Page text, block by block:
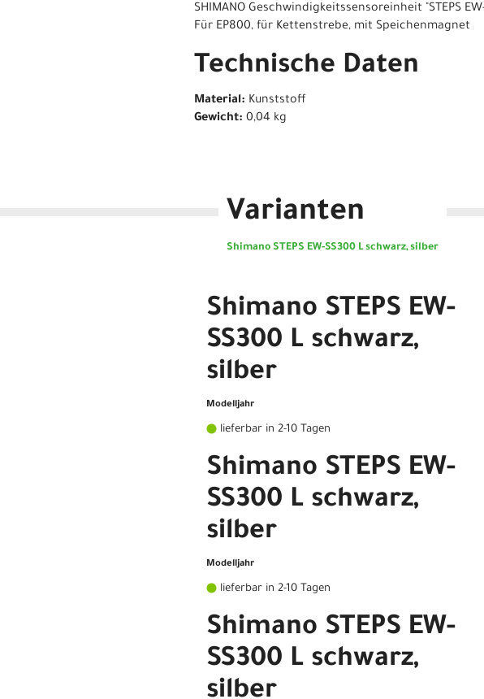
SHIMANO Geschwindigkeitssensoreinheit "STEPS EW-
Für EP800, für Kettenstrebe, mit Speichenmagnet
Technische Daten
Material: Kunststoff
Gewicht: 0,04 kg
Varianten
Shimano STEPS EW-SS300 L schwarz, silber
Shimano STEPS EW-
SS300 L schwarz,
silber
Modelljahr
lieferbar in 2-10 Tagen
Shimano STEPS EW-
SS300 L schwarz,
silber
Modelljahr
lieferbar in 2-10 Tagen
Shimano STEPS EW-
SS300 L schwarz,
silber